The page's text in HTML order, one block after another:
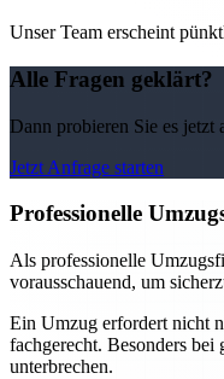
Unser Team erscheint
Alle Fragen geklärt?
Dann probieren Sie es
Jetzt Anfrage starten
Professionelle
Als professionelle
vorausschauend, um
Ein Umzug erfordert nicht
fachgerecht. Besonders
unterbrechen.